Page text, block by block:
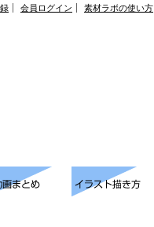
会員ログイン 素材ラボの使い方